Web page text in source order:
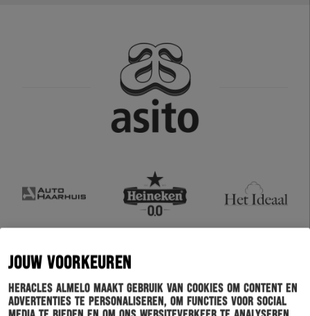
JOUW VOORKEUREN
Heracles Almelo maakt gebruik van cookies om content en
advertenties te personaliseren, om functies voor social